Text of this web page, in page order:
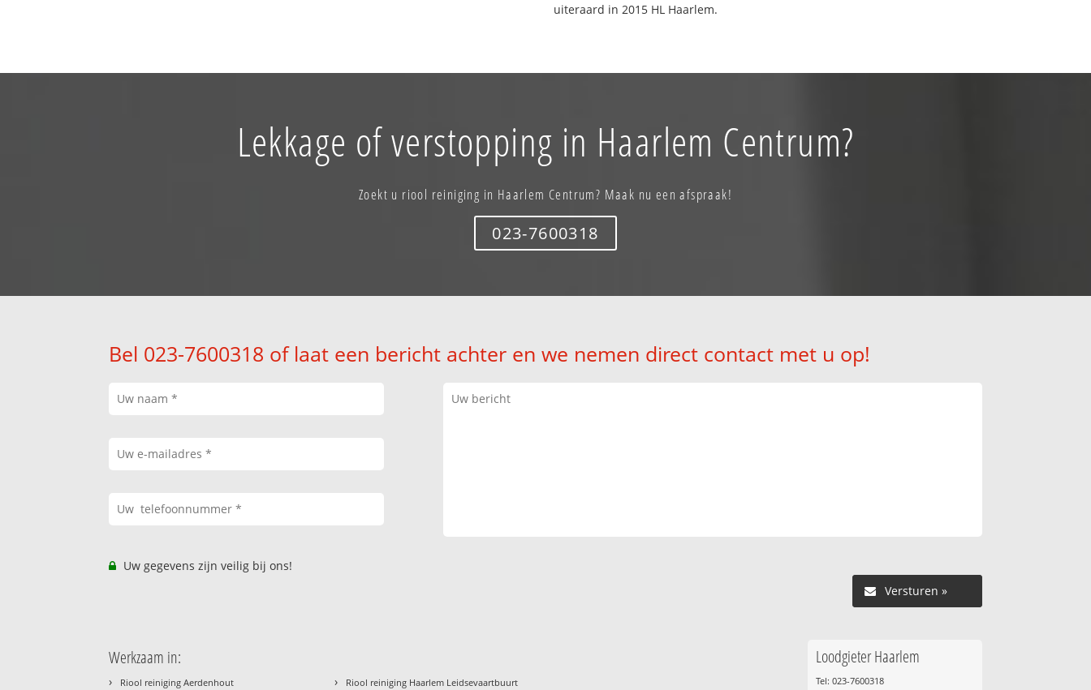
uiteraard in 2015 HL Haarlem.
Lekkage of verstopping in Haarlem Centrum?
Zoekt u riool reiniging in Haarlem Centrum? Maak nu een afspraak!
023-7600318
Bel 023-7600318 of laat een bericht achter en we nemen direct contact met u op!
Uw gegevens zijn veilig bij ons!
Versturen »
Werkzaam in:
› Riool reiniging Aerdenhout › Riool reiniging Haarlem Leidsevaartbuurt
Loodgieter Haarlem
Tel: 023-7600318